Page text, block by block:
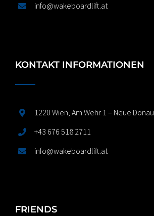
info@wakeboardlift.at
KONTAKT INFORMATIONEN
1220 Wien, Am Wehr 1 – Neue Donau
+43 676 518 2711
info@wakeboardlift.at
FRIENDS